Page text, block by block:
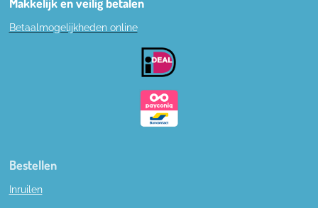
o
Betaalmogelijkheden online
Bestellen
Inruilen